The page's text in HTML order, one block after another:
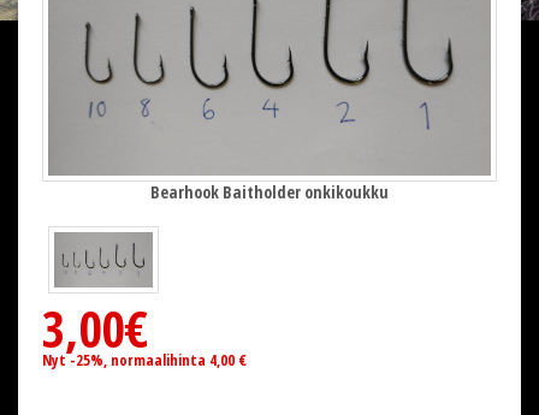
Bearhook Baitholder onkikoukku
3,00€
Nyt -25%, normaalihinta 4,00 €